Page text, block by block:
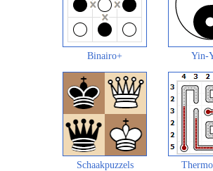
Binairo+ Yin-
Schaakpuzzels